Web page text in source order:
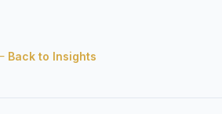
Back to Insights